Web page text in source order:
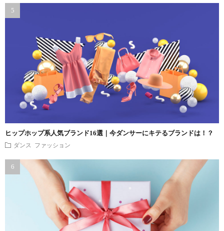
ヒップホップ系人気ブランド16選｜今ダンサーにキテるブランドは！？
ダンス ファッション